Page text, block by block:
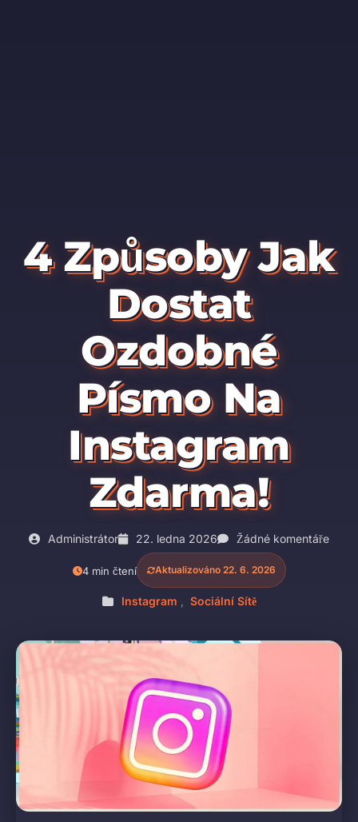
4 Způsoby Jak
Dostat
Ozdobné
Písmo Na
Instagram
Zdarma!
Administrátor 22. ledna 2026 Žádné komentáře
4 min čtení Aktualizováno 22. 6. 2026
Instagram Sociální Sítě